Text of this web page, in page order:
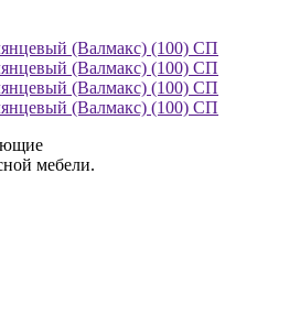
(Валмакс) (100) СП
(Валмакс) (100) СП
(Валмакс) (100) СП
(Валмакс) (100) СП
мебели.